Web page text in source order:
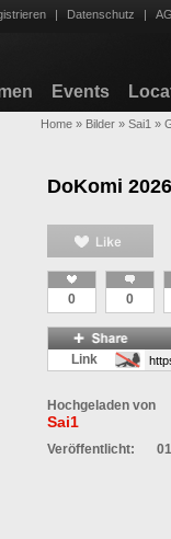
| Datenschutz |
Events
Home » Bilder » Sai1 »
DoKomi
0 0
Link
Hochgeladen von
Sai1
Veröffentlicht: